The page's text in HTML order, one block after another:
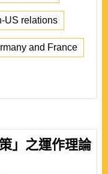
US relations
and France
」之運作理論